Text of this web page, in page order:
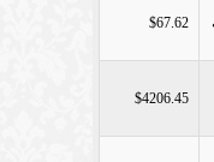
$67.62
$4206.45